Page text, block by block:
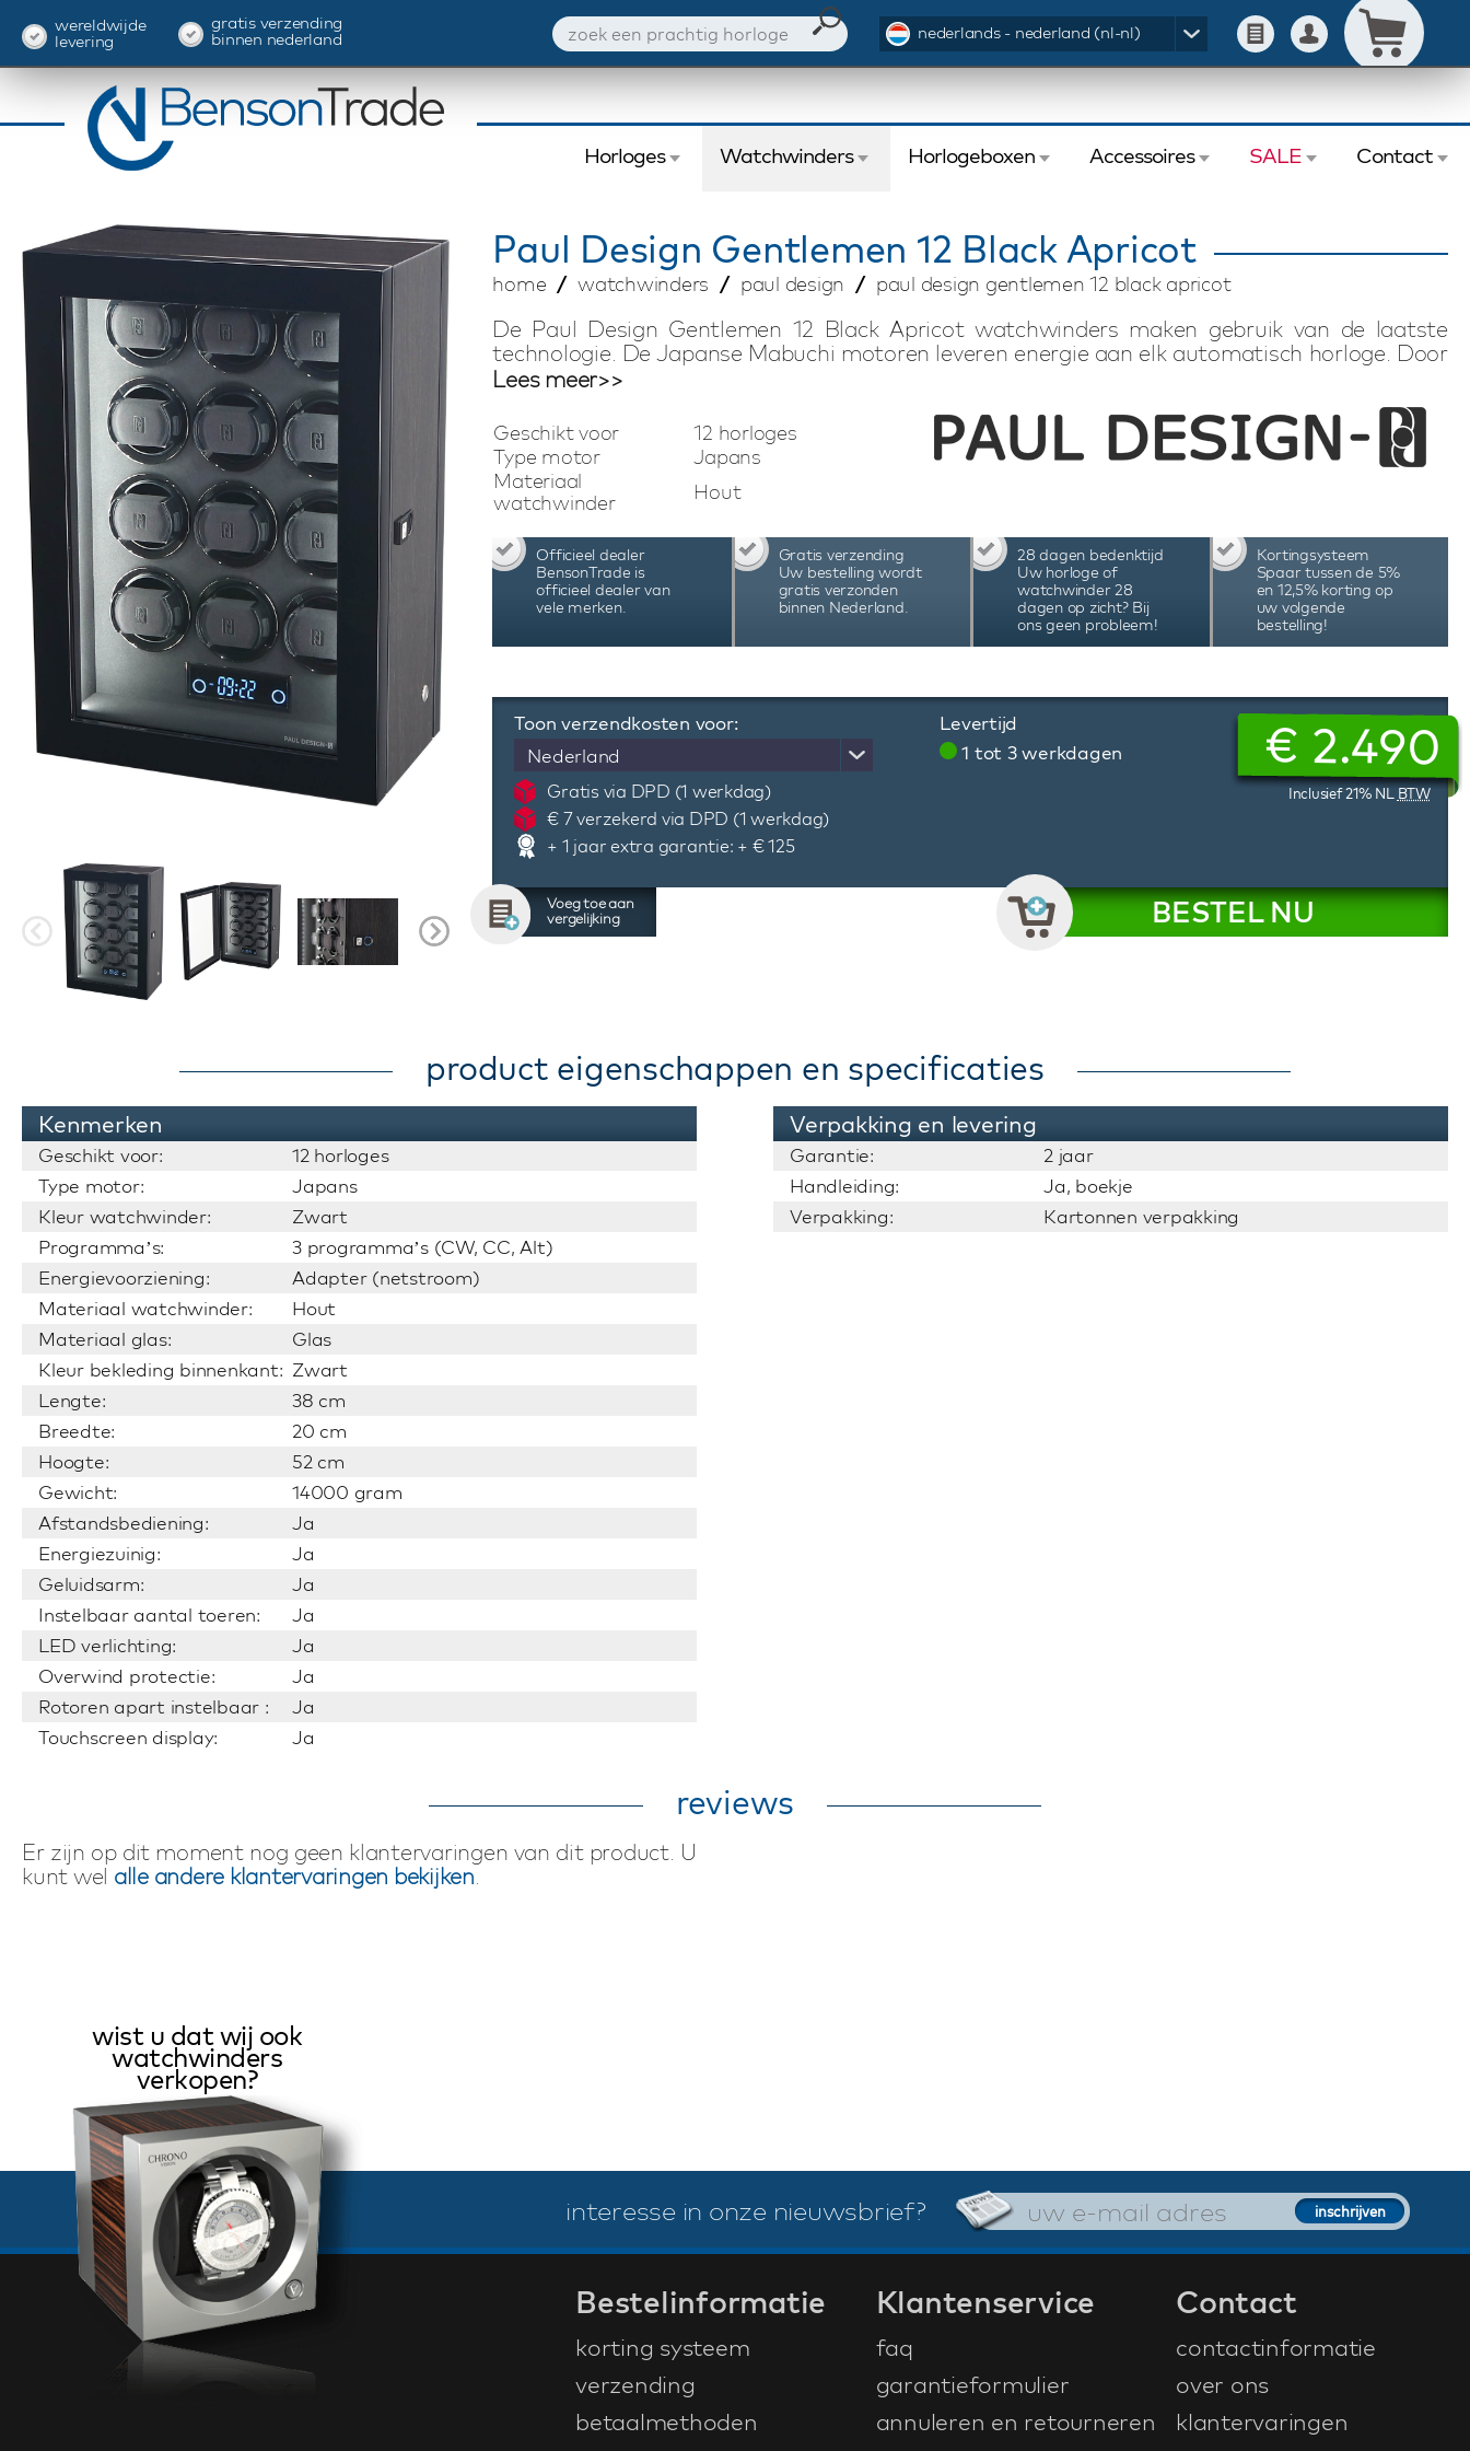
wereldwijde
levering
gratis verzending
binnen nederland nederlands - nederland (nl-nl)
Horloges Watchwinders Horlogeboxen Accessoires SALE Contact
Paul Design Gentlemen 12 Black Apricot
home watchwinders paul design paul design gentlemen 12 black apricot
De Paul Design Gentlemen 12 Black Apricot watchwinders maken gebruik van de laatste
technologie. De Japanse Mabuchi motoren leveren energie aan elk automatisch horloge. Door
middel van het touchscreen display stel je de gewenste instellingen eenvoudig in. De
draairichting en het aantal omwentelingen (TPD) kunt u per horloge individueel instellen. Deze
watchwinder is geschikt voor het opwinden van 12 automatische horloges. Met fraaie
eigenschappen als LED verlichting, fingerprint slot en afstandsbediening biedt deze
watchwinder alles wat je nodig hebt om jouw automatische horloges in stijl op te winden. De
Paul Design Gentlemen 12 Black Apricot watchwinders zijn vooruitstrevende watchwinders
Lees meer>>
Geschikt voor
12 horloges
Type motor
Japans
Materiaal
watchwinder
Hout
Officieel dealer
BensonTrade is
officieel dealer van
vele merken.
Gratis verzending
Uw bestelling wordt
gratis verzonden
binnen Nederland.
28 dagen bedenktijd
Uw horloge of
watchwinder 28
dagen op zicht? Bij
ons geen probleem!
Kortingsysteem
Spaar tussen de 5%
en 12,5% korting op
uw volgende
bestelling!
Toon verzendkosten voor:
Nederland
Gratis via DPD (1 werkdag)
€ 7 verzekerd via DPD (1 werkdag)
+ 1 jaar extra garantie: + € 125
Levertijd
1 tot 3 werkdagen
€ 2.490
Inclusief 21% NL BTW
Voeg toe aan
vergelijking
BESTEL NU
product eigenschappen en specificaties
Kenmerken
Geschikt voor:
12 horloges
Type motor:
Japans
Kleur watchwinder:
Zwart
Programma’s:
3 programma’s (CW, CC, Alt)
Energievoorziening:
Adapter (netstroom)
Materiaal watchwinder:
Hout
Materiaal glas:
Glas
Kleur bekleding binnenkant: Zwart
Lengte:
38 cm
Breedte:
20 cm
Hoogte:
52 cm
Gewicht:
14000 gram
Afstandsbediening:
Ja
Energiezuinig:
Ja
Geluidsarm:
Ja
Instelbaar aantal toeren:
Ja
LED verlichting:
Ja
Overwind protectie:
Ja
Rotoren apart instelbaar :
Ja
Touchscreen display:
Ja
Verpakking en levering
Garantie:
2 jaar
Handleiding:
Ja, boekje
Verpakking:
Kartonnen verpakking
reviews
Er zijn op dit moment nog geen klantervaringen van dit product. U
kunt wel alle andere klantervaringen bekijken
interesse in onze nieuwsbrief?
wist u dat wij ook
watchwinders
verkopen?
Bestelinformatie
korting systeem
verzending
betaalmethoden
Klantenservice
faq
garantieformulier
annuleren en retourneren
Contact
contactinformatie
over ons
klantervaringen